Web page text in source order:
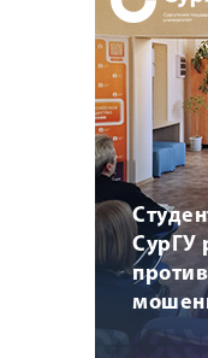
СурГУ